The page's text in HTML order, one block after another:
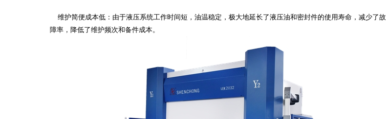
维护简便成本低：由于液压系统工作时间短，油温稳定，极大地延长了液压油和密封件的使用寿命，减少了故
障率，降低了维护频次和备件成本。